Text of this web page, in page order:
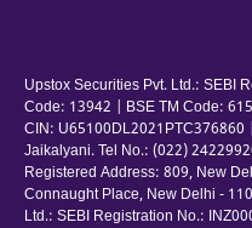
Upstox Securities Pvt. Ltd.: SEBI
Code: 13942 | BSE TM Code:
CIN: U65100DL2021PTC376860
Jaikalyani. Tel No.: (022)
Registered Address: 809, New
Connaught Place, New Delhi -
Ltd.: SEBI Registration No.: